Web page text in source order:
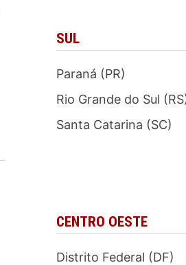
SUL
Paraná (PR)
Rio Grande do Sul
Santa Catarina (SC)
CENTRO OESTE
Distrito Federal (DF)